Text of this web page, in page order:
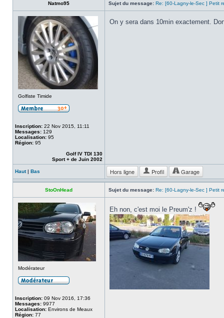
Natmo95 Sujet du message: Re: [60-Lagny-le-Sec ] Petit
Golfiste Timide
Inscription: 22 Nov 2015, 11:11
Messages: 129
Localisation: 95
Région: 95
Golf IV TDI 130
Sport + de Juin 2002
On y sera dans 10min exactement.
Haut| Bas Hors ligne Profil Garage
StoOnHead Sujet du message: Re: [60-Lagny-le-Sec ] Petit
Modérateur
Inscription: 09 Nov 2016, 17:36
Messages: 9977
Localisation: Environs de Meaux
Région: 77
Eh non, c'est moi le Preum'z !